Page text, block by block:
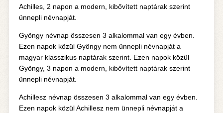
Achilles, 2 napon a modern, kibővített naptárak szerint
ünnepli névnapját.
Gyöngy névnap összesen 3 alkalommal van egy évben.
Ezen napok közül Gyöngy nem ünnepli névnapját a
magyar klasszikus naptárak szerint. Ezen napok közül
Gyöngy, 3 napon a modern, kibővített naptárak szerint
ünnepli névnapját.
Achillesz névnap összesen 3 alkalommal van egy évben.
Ezen napok közül Achillesz nem ünnepli névnapját a